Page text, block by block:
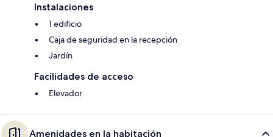
Instalaciones
1 edificio
Caja de seguridad en la recepción
Jardín
Facilidades de acceso
Elevador
Amenidades en la habitación